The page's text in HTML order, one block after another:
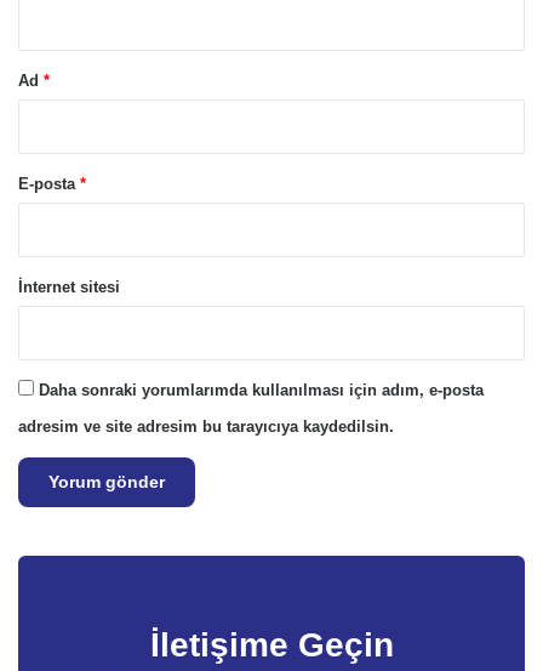
Ad *
E-posta *
İnternet sitesi
Daha sonraki yorumlarımda kullanılması için adım, e-posta
adresim ve site adresim bu tarayıcıya kaydedilsin.
İletişime Geçin